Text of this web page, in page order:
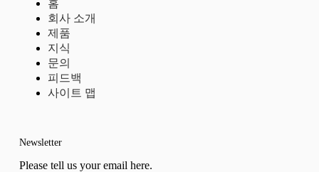
홈
회사 소개
제품
지식
문의
피드백
사이트 맵
Newsletter
Please tell us your email here.